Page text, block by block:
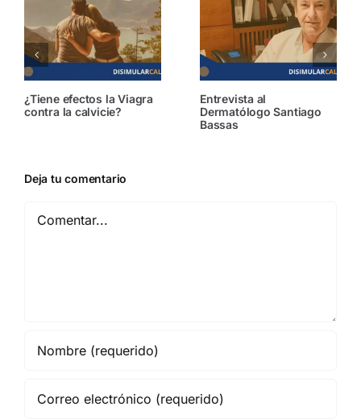
Descubren que la
proteína MCL-1 protege
Calvicie y menopausia,
por qué ocurre y sus
mejores remedios
Deja tu comentario